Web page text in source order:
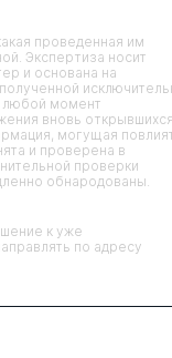
проведенная им
Экспертиза носит
и основана на
любой момент
вновь
могущая
и проверена в
проверки
обнародованы.
к уже
по адресу